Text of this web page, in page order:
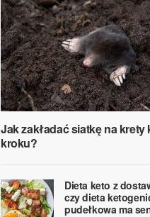
Jak zakładać siatkę na krety
kroku?
Dieta keto z
czy dieta
pudełkowa ma